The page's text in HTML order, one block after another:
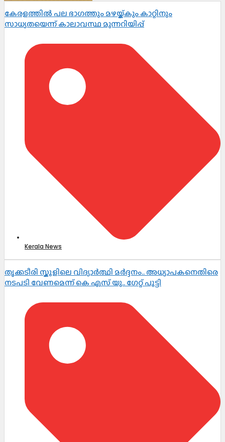
കേരളത്തിൽ പല ഭാഗത്തും മഴയ്ക്കും കാറ്റിനും
സാധ്യതയെന്ന് കാലാവസ്ഥ മുന്നറിയിപ്പ്
Kerala News
തൃക്കടീരി സ്കൂളിലെ വിദ്യാർത്ഥി മർദ്ദനം.. അധ്യാപകനെതിരെ
നടപടി വേണമെന്ന് കെ എസ് യു.. ഗേറ്റ് പൂട്ടി